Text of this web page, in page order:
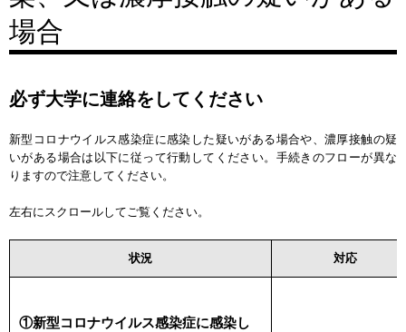
場合
必ず大学に連絡をしてください
新型コロナウイルス感染症に感染した疑いがある場合や、濃厚接触の疑
いがある場合は以下に従って行動してください。手続きのフローが異な
りますので注意してください。
左右にスクロールしてご覧ください。
状況 対応
①新型コロナウイルス感染症に感染し